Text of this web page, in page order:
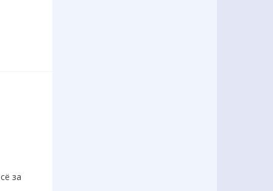
за